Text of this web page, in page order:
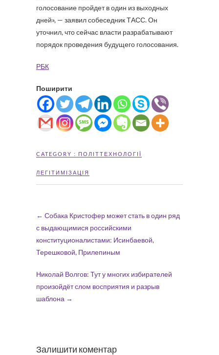
голосование пройдет в один из выходных
дней», — заявил собеседник ТАСС. Он
уточнил, что сейчас власти разрабатывают
порядок проведения будущего голосования.
РБК
Поширити
CATEGORY : ПОЛІТТЕХНОЛОГІЇ
ЛЕГІТИМІЗАЦІЯ
← Собака Кристофер может стать в один ряд
с выдающимися российскими
конституционалистами: Исинбаевой,
Терешковой, Прилепиным
Николай Волгов: Тут у многих избирателей
произойдёт слом восприятия и разрыв
шаблона →
Залишити коментар